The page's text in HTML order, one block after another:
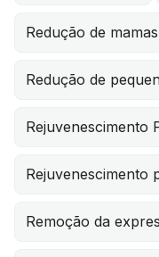
Redução de mamas
Redução de
Rejuvenescimento
Rejuvenescimento
Remoção da